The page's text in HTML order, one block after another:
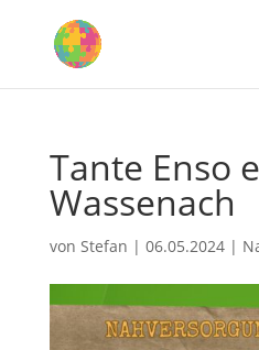
Tante Enso
Wassenach
von Stefan | 06.05.2024|